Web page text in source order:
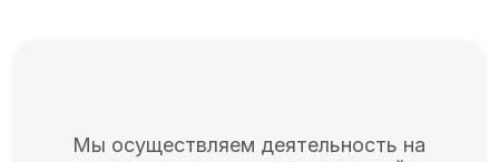
Мы осуществляем деятельность на